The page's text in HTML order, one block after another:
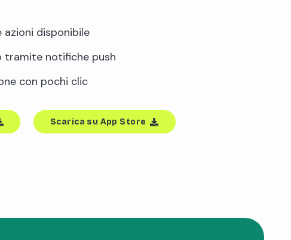
azioni disponibile
tramite notifiche push
con pochi clic
Scarica su App Store